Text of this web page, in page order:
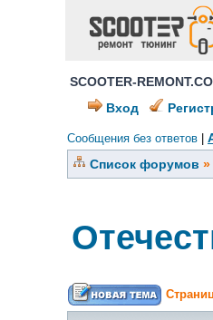
SCOOTER-
Вход
Сообщения без ответов
Список форумов »